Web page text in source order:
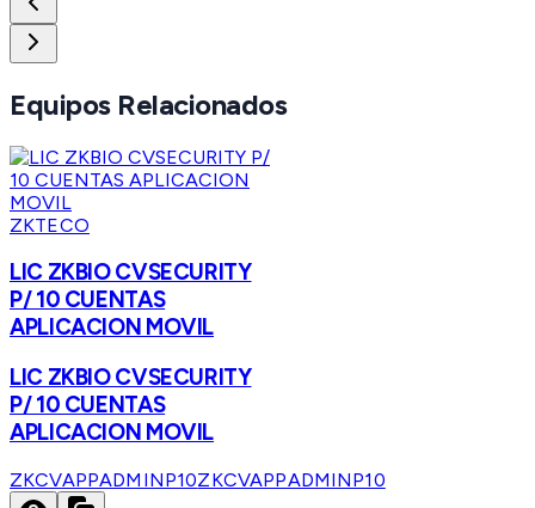
Equipos Relacionados
ZKTECO
LIC ZKBIO CVSECURITY
P/ 10 CUENTAS
APLICACION MOVIL
LIC ZKBIO CVSECURITY
P/ 10 CUENTAS
APLICACION MOVIL
ZKCVAPPADMINP10ZKCVAPPADMINP10